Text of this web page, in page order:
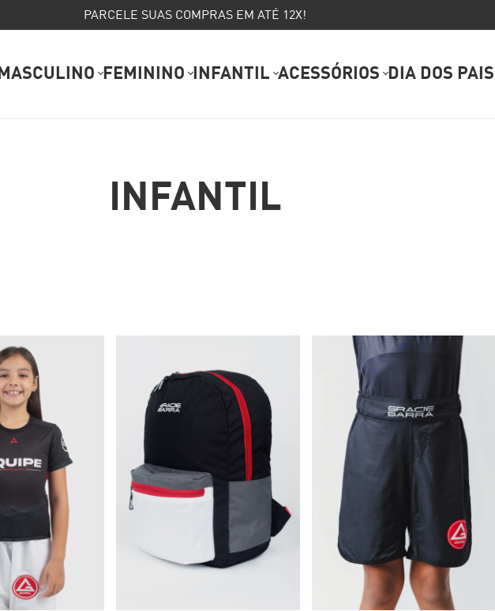
PARCELE SUAS COMPRAS EM ATÉ 12X!
FEMININO INFANTIL ACESSÓRIOS DIA DOS PAIS
INFANTIL